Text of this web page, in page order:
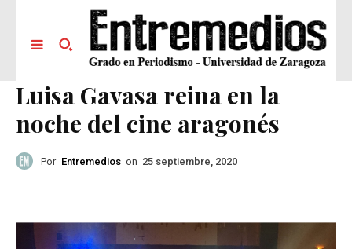
Luisa Gavasa reina en la
noche del cine aragonés
Por Entremedios on 25 septiembre, 2020